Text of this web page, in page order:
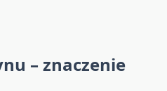
– znaczenie